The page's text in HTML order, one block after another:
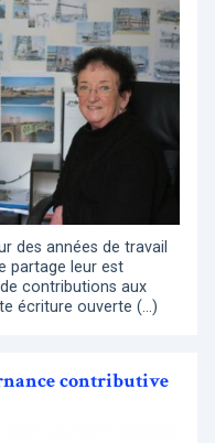
des années de travail
partage leur est
contributions aux
écriture ouverte (…)
contributive